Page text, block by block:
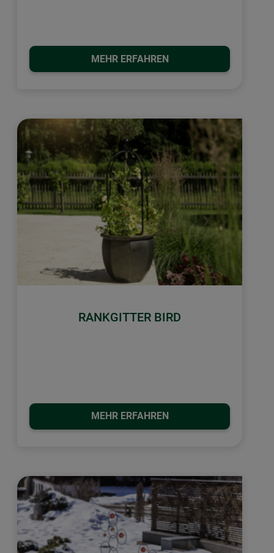
MEHR ERFAHREN
RANKGITTER BIRD
MEHR ERFAHREN